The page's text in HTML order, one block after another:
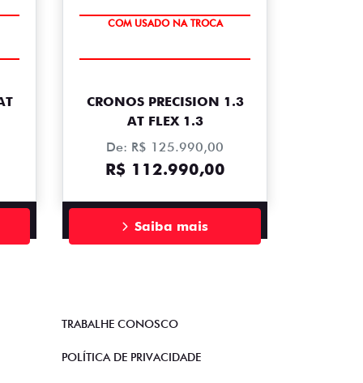
COM USADO NA TROCA
CRONOS PRECISION 1.3
AT FLEX 1.3
De: R$ 125.990,00
R$ 112.990,00
Saiba mais
TRABALHE CONOSCO
POLÍTICA DE PRIVACIDADE